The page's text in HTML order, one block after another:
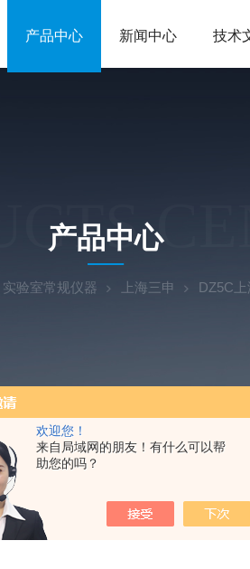
欢迎您！
来自局域网的朋友！有什么可以帮
助您的吗？
产品中心 新闻中心 技术
产品中心
实验室常规仪器 上海三申 DZ5C
001土壤检测仪器土壤采样套装 德国